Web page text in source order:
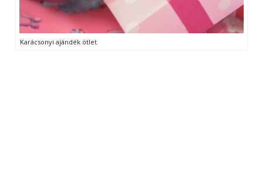
Karácsonyi ajándék ötlet